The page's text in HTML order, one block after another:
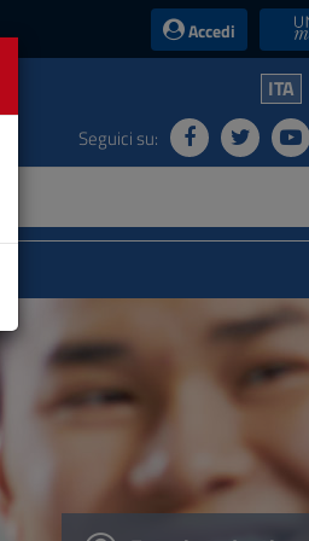
Accedi
ITA
Seguici su: